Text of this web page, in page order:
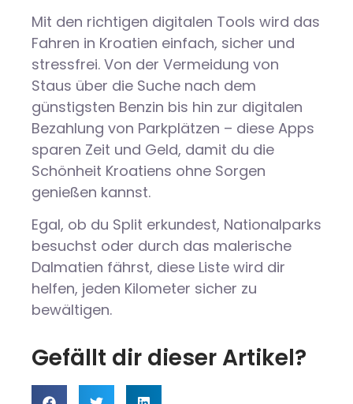
Mit den richtigen digitalen Tools wird das
Fahren in Kroatien einfach, sicher und
stressfrei. Von der Vermeidung von
Staus über die Suche nach dem
günstigsten Benzin bis hin zur digitalen
Bezahlung von Parkplätzen – diese Apps
sparen Zeit und Geld, damit du die
Schönheit Kroatiens ohne Sorgen
genießen kannst.
Egal, ob du Split erkundest, Nationalparks
besuchst oder durch das malerische
Dalmatien fährst, diese Liste wird dir
helfen, jeden Kilometer sicher zu
bewältigen.
Gefällt dir dieser Artikel?